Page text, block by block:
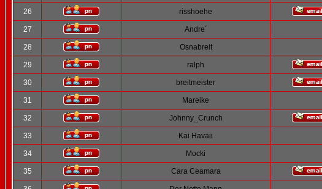
26 risshoehe
27 Andre´
28 Osnabreit
29 ralph
30 breitmeister
31 Mareike
32 Johnny_Crunch
33 Kai Havaii
34 Mocki
35 Cara Ceamara